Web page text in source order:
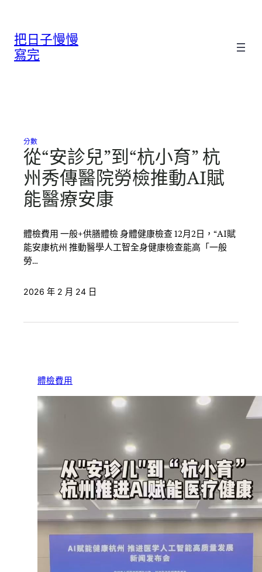
把日子慢慢
寫完
分數
從“安診兒”到“杭小育” 杭
州秀傳醫院勞檢推動AI賦
能醫療安康
體檢費用 一般+供膳體檢 身體健康檢查 12月2日，“AI賦
能安康杭州 推動醫學人工智全身健康檢查能高「一般
勞…
2026 年 2 月 24 日
體檢費用